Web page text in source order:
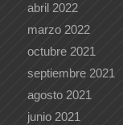
abril 2022
marzo 2022
octubre 2021
septiembre 2021
agosto 2021
junio 2021